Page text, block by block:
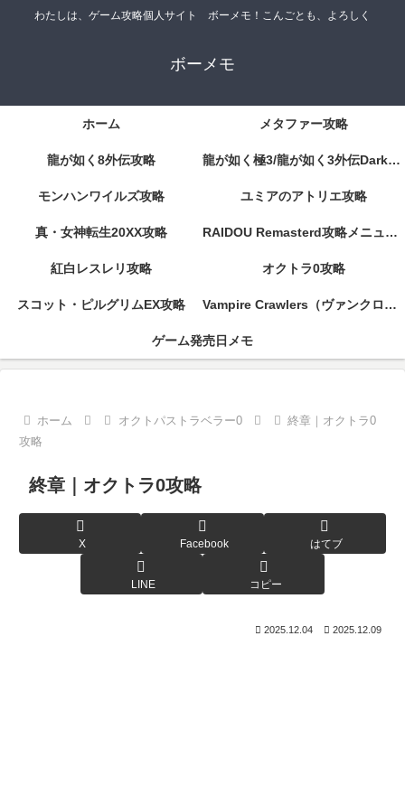
わたしは、ゲーム攻略個人サイト ボーメモ！こんごとも、よろしく
ボーメモ
ホーム メタファー攻略
龍が如く8外伝攻略 龍が如く極3/龍が如く3外伝DarkTies攻略
モンハンワイルズ攻略 ユミアのアトリエ攻略
真・女神転生20XX攻略 RAIDOU Remasterd攻略メニューページ
紅白レスレリ攻略 オクトラ0攻略
スコット・ピルグリムEX攻略 Vampire Crawlers（ヴァンクロ）攻略
ゲーム発売日メモ
ホーム オクトパストラベラー0
終章｜オクトラ0
攻略
終章｜オクトラ0攻略
X Facebook はてブ
LINE コピー
2025.12.04 2025.12.09